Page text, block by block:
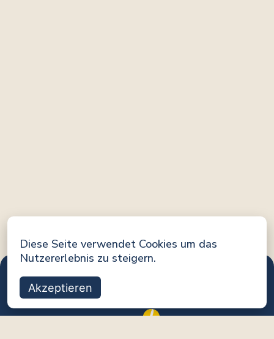
Diese Seite verwendet Cookies um das
Nutzererlebnis zu steigern.
Akzeptieren
Eine Initiative von